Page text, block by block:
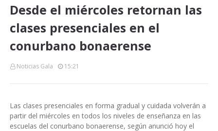
Desde el miércoles retornan las
clases presenciales en el
conurbano bonaerense
Noticias Gala 15:21
Las clases presenciales en forma gradual y cuidada volverán a
partir del miércoles en todos los niveles de enseñanza en las
escuelas del conurbano bonaerense, según anunció hoy el